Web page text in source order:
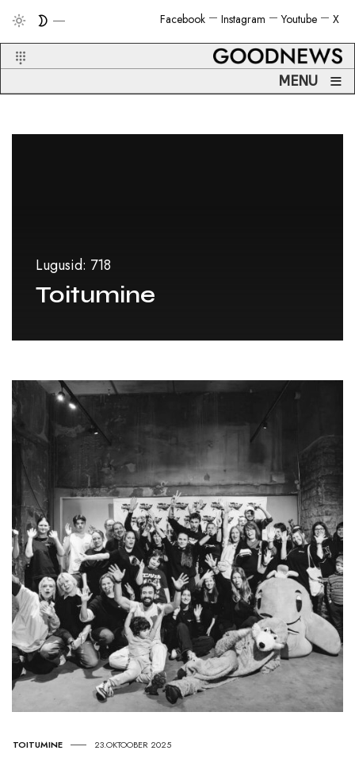
X
Youtube
Instagram
Facebook
MENU ≡
Lugusid: 718
Toitumine
TOITUMINE 23.OKTOOBER 2025